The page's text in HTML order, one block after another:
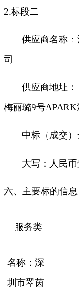
2.标段二
供应商名称 ：
司
供应商地址：
梅丽璐9号
中标（成交）
大写：人民币
六、主要标的信息
服务类
名称：深
圳市翠茵